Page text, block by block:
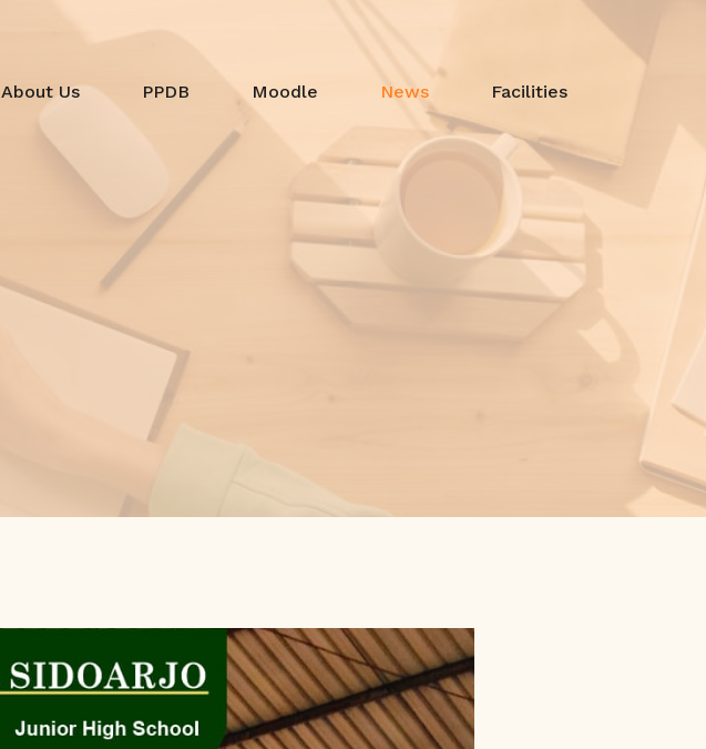
About Us PPDB Moodle News Facilities